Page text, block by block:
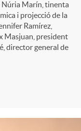
Núria Marín, tinenta
i projecció de la
Ramírez,
Masjuan, president
director general de